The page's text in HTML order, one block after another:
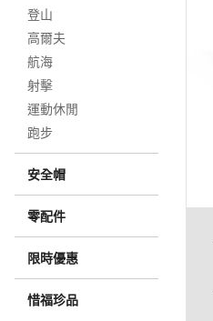
登山
高爾夫
航海
射擊
運動休閒
跑步
安全帽
零配件
限時優惠
惜福珍品